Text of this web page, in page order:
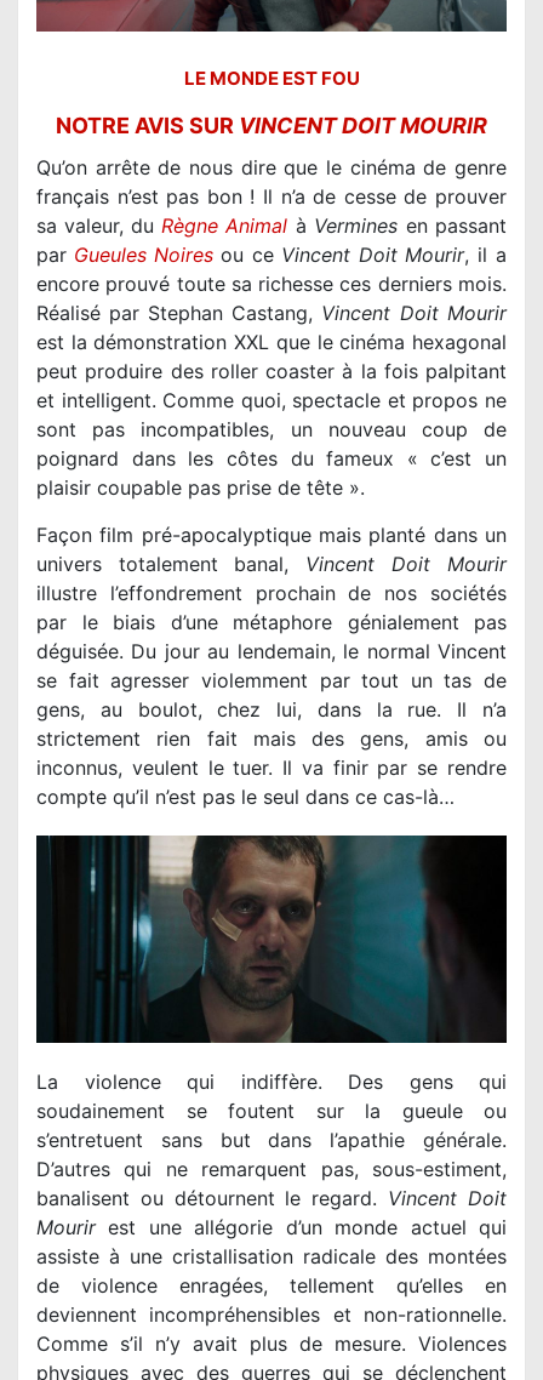
LE MONDE EST FOU
NOTRE AVIS SUR VINCENT DOIT MOURIR
Qu’on arrête de nous dire que le cinéma de genre
français n’est pas bon ! Il n’a de cesse de prouver
sa valeur, du Règne Animal à Vermines en passant
par Gueules Noires ou ce Vincent Doit Mourir, il a
encore prouvé toute sa richesse ces derniers mois.
Réalisé par Stephan Castang, Vincent Doit Mourir
est la démonstration XXL que le cinéma hexagonal
peut produire des roller coaster à la fois palpitant
et intelligent. Comme quoi, spectacle et propos ne
sont pas incompatibles, un nouveau coup de
poignard dans les côtes du fameux « c’est un
plaisir coupable pas prise de tête ».
Façon film pré-apocalyptique mais planté dans un
univers totalement banal, Vincent Doit Mourir
illustre l’effondrement prochain de nos sociétés
par le biais d’une métaphore génialement pas
déguisée. Du jour au lendemain, le normal Vincent
se fait agresser violemment par tout un tas de
gens, au boulot, chez lui, dans la rue. Il n’a
strictement rien fait mais des gens, amis ou
inconnus, veulent le tuer. Il va finir par se rendre
compte qu’il n’est pas le seul dans ce cas-là…
La violence qui indiffère. Des gens qui
soudainement se foutent sur la gueule ou
s’entretuent sans but dans l’apathie générale.
D’autres qui ne remarquent pas, sous-estiment,
banalisent ou détournent le regard. Vincent Doit
Mourirest une allégorie d’un monde actuel qui
assiste à une cristallisation radicale des montées
de violence enragées, tellement qu’elles en
deviennent incompréhensibles et non-rationnelle.
Comme s’il n’y avait plus de mesure. Violences
physiques avec des guerres qui se déclenchent